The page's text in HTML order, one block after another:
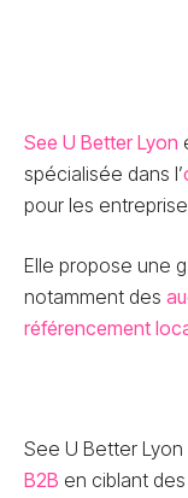
See U Better Lyon
spécialisée dans l’
pour les
Elle propose une
notamment des
référencement
See U Better
B2B en ciblant